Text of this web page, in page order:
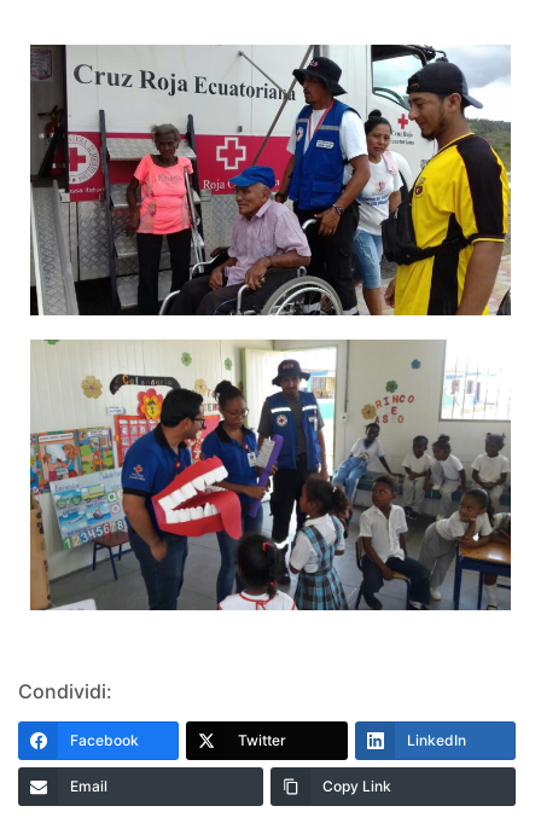
Condividi:
Facebook Twitter LinkedIn
Email Copy Link